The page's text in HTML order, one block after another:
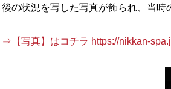
後の状況を写した写真が飾られ、当時
⇒【写真】はコチラ https://nikkan-